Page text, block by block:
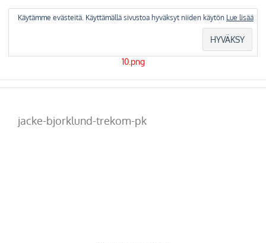
jacke-bjorklund-trekom-pk
Käytämme evästeitä. Käyttämällä sivustoa hyväksyt niiden käytön Lue lisää